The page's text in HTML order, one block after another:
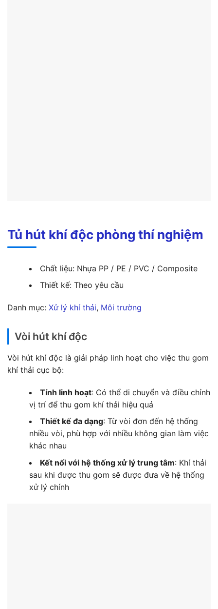
Tủ hút khí độc phòng thí nghiệm
Chất liệu: Nhựa PP / PE / PVC / Composite
Thiết kế: Theo yêu cầu
Danh mục: Xử lý khí thải, Môi trường
Vòi hút khí độc
Vòi hút khí độc là giải pháp linh hoạt cho việc thu gom
khí thải cục bộ:
Tính linh hoạt: Có thể di chuyển và điều chỉnh
vị trí để thu gom khí thải hiệu quả
Thiết kế đa dạng: Từ vòi đơn đến hệ thống
nhiều vòi, phù hợp với nhiều không gian làm việc
khác nhau
Kết nối với hệ thống xử lý trung tâm: Khí thải
sau khi được thu gom sẽ được đưa về hệ thống
xử lý chính